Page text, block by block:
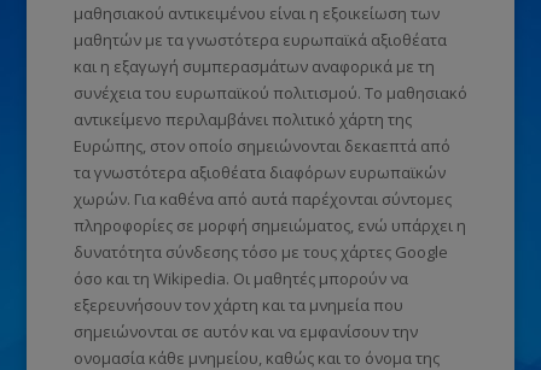
μαθησιακού αντικειμένου είναι η εξοικείωση των
μαθητών με τα γνωστότερα ευρωπαϊκά αξιοθέατα
και η εξαγωγή συμπερασμάτων αναφορικά με τη
συνέχεια του ευρωπαϊκού πολιτισμού. Το μαθησιακό
αντικείμενο περιλαμβάνει πολιτικό χάρτη της
Ευρώπης, στον οποίο σημειώνονται δεκαεπτά από
τα γνωστότερα αξιοθέατα διαφόρων ευρωπαϊκών
χωρών. Για καθένα από αυτά παρέχονται σύντομες
πληροφορίες σε μορφή σημειώματος, ενώ υπάρχει η
δυνατότητα σύνδεσης τόσο με τους χάρτες Google
όσο και τη Wikipedia. Οι μαθητές μπορούν να
εξερευνήσουν τον χάρτη και τα μνημεία που
σημειώνονται σε αυτόν και να εμφανίσουν την
ονομασία κάθε μνημείου, καθώς και το όνομα της